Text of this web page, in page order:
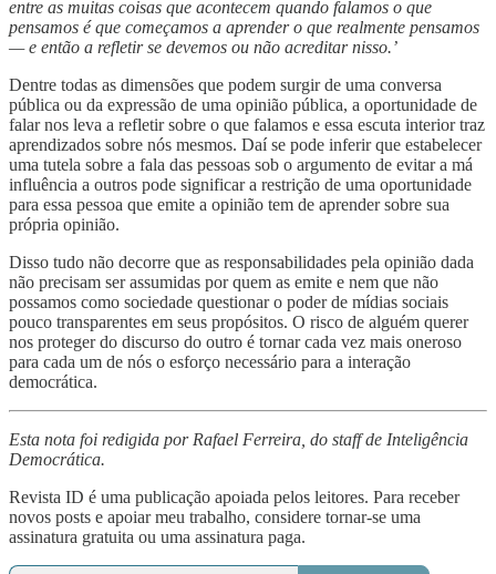
entre as muitas coisas que acontecem quando falamos o que
pensamos é que começamos a aprender o que realmente pensamos
— e então a refletir se devemos ou não acreditar nisso.’
Dentre todas as dimensões que podem surgir de uma conversa
pública ou da expressão de uma opinião pública, a oportunidade de
falar nos leva a refletir sobre o que falamos e essa escuta interior traz
aprendizados sobre nós mesmos. Daí se pode inferir que estabelecer
uma tutela sobre a fala das pessoas sob o argumento de evitar a má
influência a outros pode significar a restrição de uma oportunidade
para essa pessoa que emite a opinião tem de aprender sobre sua
própria opinião.
Disso tudo não decorre que as responsabilidades pela opinião dada
não precisam ser assumidas por quem as emite e nem que não
possamos como sociedade questionar o poder de mídias sociais
pouco transparentes em seus propósitos. O risco de alguém querer
nos proteger do discurso do outro é tornar cada vez mais oneroso
para cada um de nós o esforço necessário para a interação
democrática.
Esta nota foi redigida por Rafael Ferreira, do staff de Inteligência
Democrática.
Revista ID é uma publicação apoiada pelos leitores. Para receber
novos posts e apoiar meu trabalho, considere tornar-se uma
assinatura gratuita ou uma assinatura paga.